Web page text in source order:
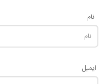
نام
ایمیل